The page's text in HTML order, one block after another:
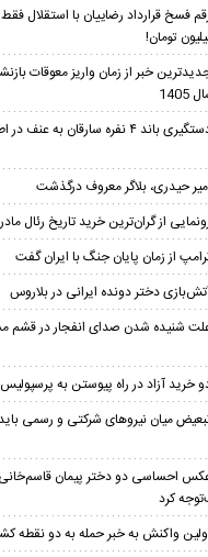
فسخ قرارداد رضاییان با استقلال فقط
خبر از زمان واریز معوقات
دستگیری باند ۴ نفره سارقان به عنف
حیدری، بلاگر معروف درگذشت
از گران‌ترین خرید تاریخ رئال
از زمان پایان جنگ با ایران گفت
دختر دونده ایرانی در بلاروس
شنیده شدن صدای انفجار در
خرید آزاد در راه پیوستن به
میان نیروهای شرکتی و رسمی
احساسی دو دختر پیمان‌ قاسم‌خانی
کرد
واکنش به خبر حمله به دو نقطه